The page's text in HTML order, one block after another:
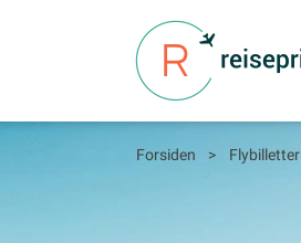
Forsiden > Flybilletter